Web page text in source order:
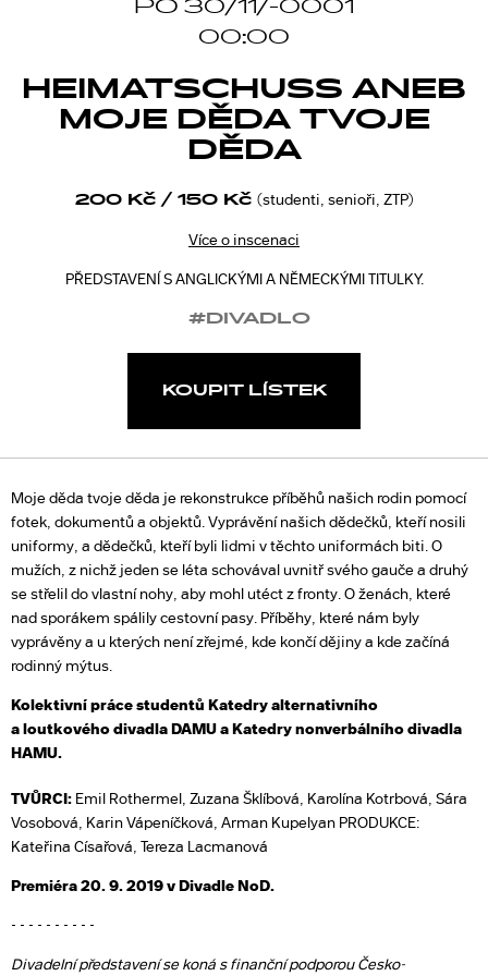
PO 30/11/-0001
00:00
HEIMATSCHUSS ANEB
MOJE DĚDA TVOJE
DĚDA
200 Kč / 150 Kč (studenti, senioři, ZTP)
Více o inscenaci
PŘEDSTAVENÍ S ANGLICKÝMI A NĚMECKÝMI TITULKY.
#DIVADLO
KOUPIT LÍSTEK
Moje děda tvoje děda je rekonstrukce příběhů našich rodin pomocí
fotek, dokumentů a objektů. Vyprávění našich dědečků, kteří nosili
uniformy, a dědečků, kteří byli lidmi v těchto uniformách biti. O
mužích, z nichž jeden se léta schovával uvnitř svého gauče a druhý
se střelil do vlastní nohy, aby mohl utéct z fronty. O ženách, které
nad sporákem spálily cestovní pasy. Příběhy, které nám byly
vyprávěny a u kterých není zřejmé, kde končí dějiny a kde začíná
rodinný mýtus.
Kolektivní práce studentů Katedry alternativního
a loutkového divadla DAMU a Katedry nonverbálního divadla
HAMU.
TVŮRCI: Emil Rothermel, Zuzana Šklíbová, Karolína Kotrbová, Sára
Vosobová, Karin Vápeníčková, Arman Kupelyan PRODUKCE:
Kateřina Císařová, Tereza Lacmanová
Premiéra 20. 9. 2019 v Divadle NoD.
- - - - - - - - - -
Divadelní představení se koná s finanční podporou Česko-